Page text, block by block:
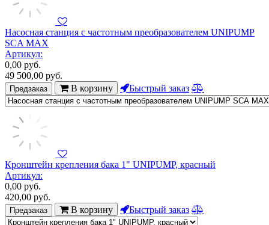
Насосная станция с частотным преобразователем UNIPUMP
SCA MAX
Артикул:
0,00 руб.
49 500,00 руб.
Предзаказ В корзину Быстрый заказ
Кронштейн крепления бака 1" UNIPUMP, красный
Артикул:
0,00 руб.
420,00 руб.
Предзаказ В корзину Быстрый заказ